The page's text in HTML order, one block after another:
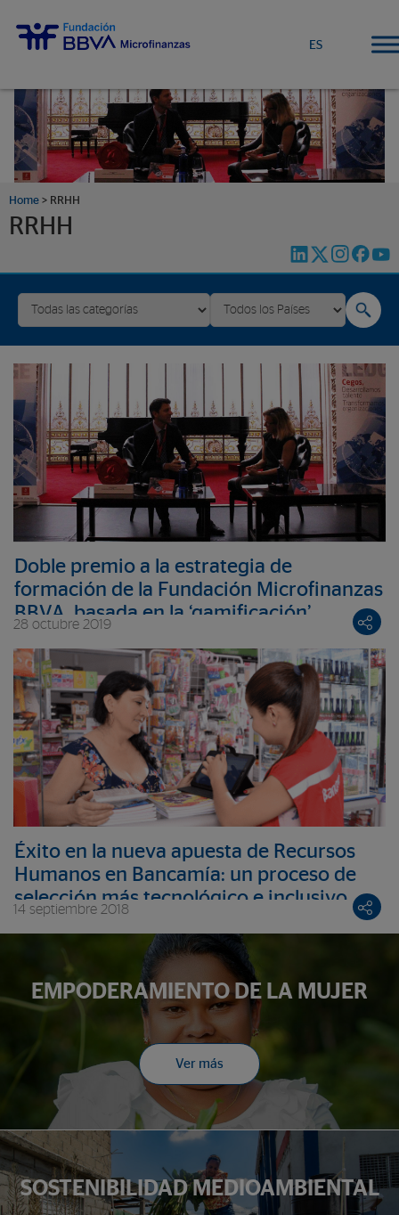
ES
Home > RRHH
RRHH
Doble premio a la estrategia de
formación de la Fundación Microfinanzas
BBVA, basada en la ‘gamificación’
28 octubre 2019
Éxito en la nueva apuesta de Recursos
Humanos en Bancamía: un proceso de
selección más tecnológico e inclusivo
consigue más motivación y menos
14 septiembre 2018
EMPODERAMIENTO DE LA MUJER
Ver más
SOSTENIBILIDAD MEDIOAMBIENTAL